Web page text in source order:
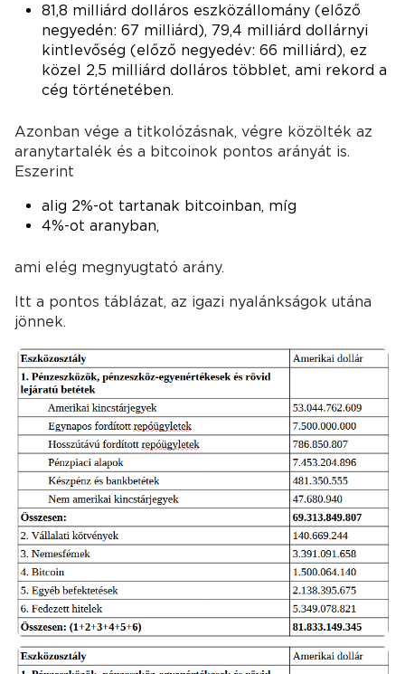
81,8 milliárd dolláros eszközállomány (előző
negyedén: 67 milliárd), 79,4 milliárd dollárnyi
kintlevőség (előző negyedév: 66 milliárd), ez
közel 2,5 milliárd dolláros többlet, ami rekord a
cég történetében.
Azonban vége a titkolózásnak, végre közölték az
aranytartalék és a bitcoinok pontos arányát is.
Eszerint
alig 2%-ot tartanak bitcoinban, míg
4%-ot aranyban,
ami elég megnyugtató arány.
Itt a pontos táblázat, az igazi nyalánkságok utána
jönnek.